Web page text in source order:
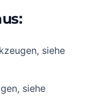
siehe
siehe